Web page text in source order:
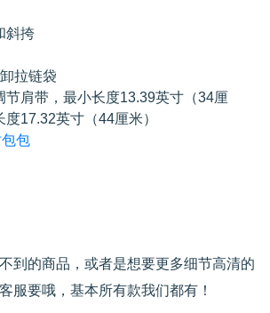
斜挎
拉链袋
节肩带，最小长度13.39英寸（34厘
17.32英寸（44厘米）
包
到的商品，或者是想要更多细节高清的
服要哦，基本所有款我们都有！